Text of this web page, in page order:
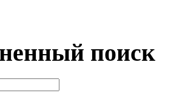
поиск